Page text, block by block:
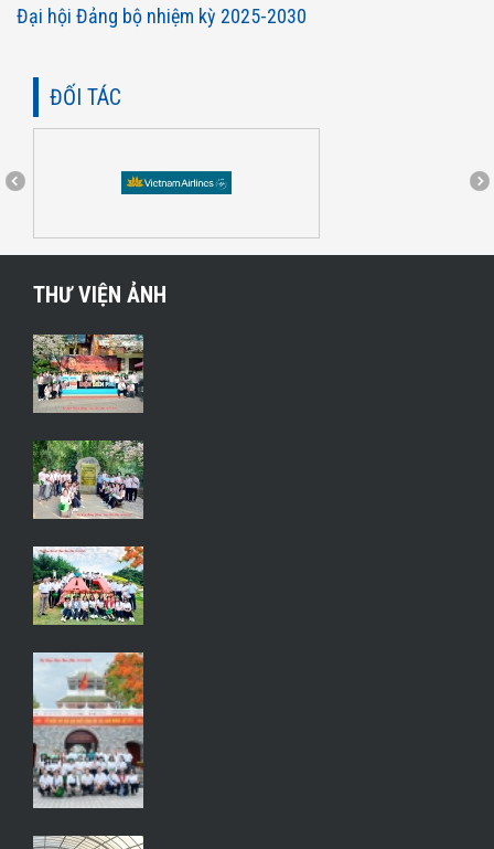
Đại hội Đảng bộ nhiệm kỳ 2025-2030
ĐỐI TÁC
THƯ VIỆN ẢNH